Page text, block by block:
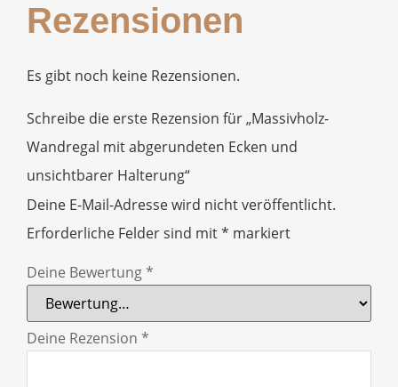
Rezensionen
Es gibt noch keine Rezensionen.
Schreibe die erste Rezension für „Massivholz-
Wandregal mit abgerundeten Ecken und
unsichtbarer Halterung“
Deine E-Mail-Adresse wird nicht veröffentlicht.
Erforderliche Felder sind mit* markiert
Deine Bewertung*
Deine Rezension *